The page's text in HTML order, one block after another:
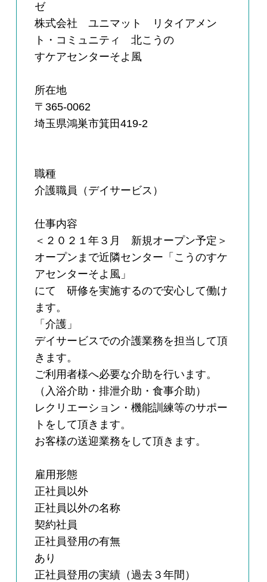
ゼ
株式会社 ユニマット リタイアメン
ト・コミュニティ 北こうの
すケアセンターそよ風
所在地
〒365-0062
埼玉県鴻巣市箕田419-2
職種
介護職員（デイサービス）
仕事内容
＜２０２１年３月 新規オープン予定＞
オープンまで近隣センター「こうのすケ
アセンターそよ風」
にて 研修を実施するので安心して働け
ます。
「介護」
デイサービスでの介護業務を担当して頂
きます。
ご利用者様へ必要な介助を行います。
（入浴介助・排泄介助・食事介助）
レクリエーション・機能訓練等のサポー
トをして頂きます。
お客様の送迎業務をして頂きます。
雇用形態
正社員以外
正社員以外の名称
契約社員
正社員登用の有無
あり
正社員登用の実績（過去３年間）